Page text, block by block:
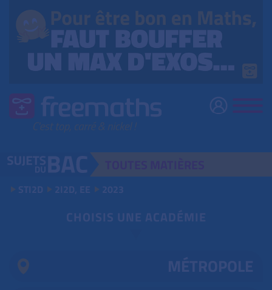
STI2D 2I2D, EE 2023
CHOISIS UNE ACADÉMIE
MÉTROPOLE